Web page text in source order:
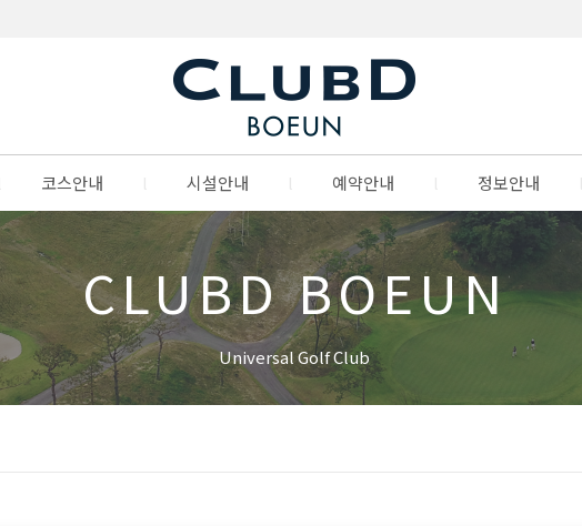
코스안내 시설안내 예약안내 정보안내
CLUBD BOEUN
Universal Golf Club